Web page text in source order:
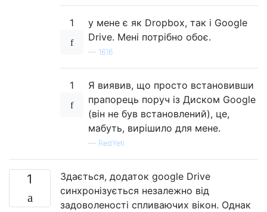
1
у мене є як Dropbox, так і Google
Drive. Мені потрібно обоє.
— 1616
1
Я виявив, що просто встановивши
прапорець поруч із Диском Google
(він не був встановлений), це,
мабуть, вирішило для мене.
— RedYeti
1
Здається, додаток google Drive
синхронізується незалежно від
задоволеності спливаючих вікон. Однак